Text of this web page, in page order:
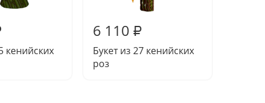
кенийских
6 110 ₽
Букет из 27 кенийских
роз